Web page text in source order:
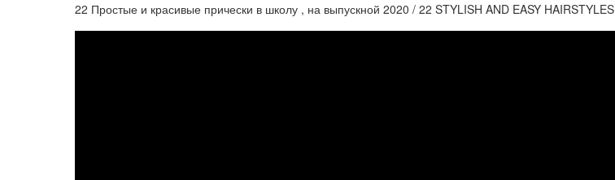
22 Простые и красивые прически в школу , на выпускной 2020 / 22 STYLISH AND EASY HAIRSTYLES